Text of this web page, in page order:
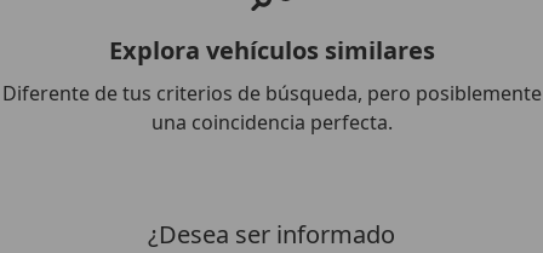
Explora vehículos similares
Diferente de tus criterios de búsqueda, pero posiblemente
una coincidencia perfecta.
¿Desea ser informado